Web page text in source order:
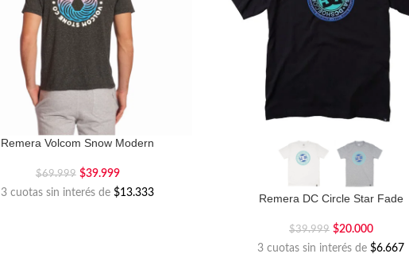
Remera Volcom Snow Modern
$69.999 $39.999
3 cuotas sin interés de$13.333 Remera DC Circle Star Fade
$39.999 $20.000
3 cuotas sin interés de$6.667